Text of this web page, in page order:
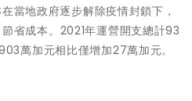
當地政府逐步解除疫情封鎖下，
省成本。2021年運營開支總計93
萬加元相比僅增加27萬加元。